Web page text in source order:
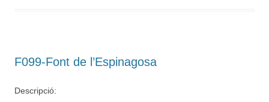
F099-Font de l’Espinagosa
Descripció: